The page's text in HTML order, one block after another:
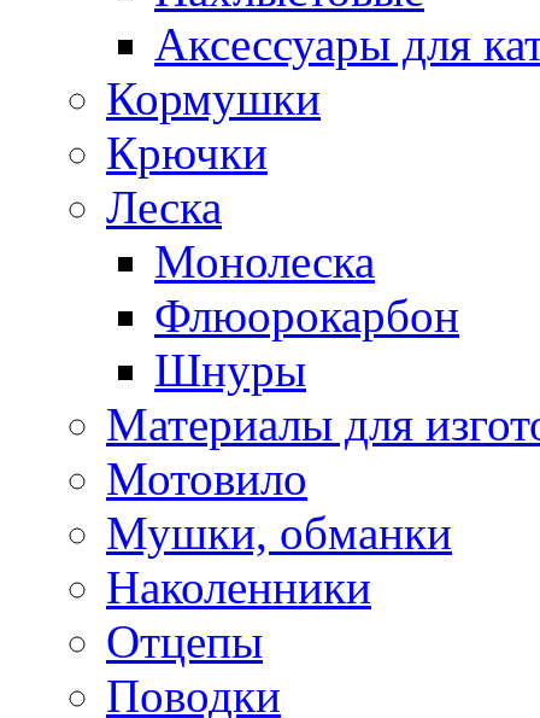
Аксессуары для
Кормушки
Крючки
Леска
Монолеска
Флюорокарбон
Шнуры
Материалы для
Мотовило
Мушки, обманки
Наколенники
Отцепы
Поводки